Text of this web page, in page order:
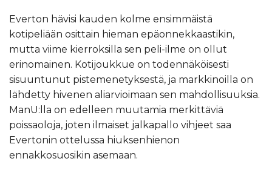
Everton hävisi kauden kolme ensimmäistä
kotipeliään osittain hieman epäonnekkaastikin,
mutta viime kierroksilla sen peli-ilme on ollut
erinomainen. Kotijoukkue on todennäköisesti
sisuuntunut pistemenetyksestä, ja markkinoilla on
lähdetty hivenen aliarvioimaan sen mahdollisuuksia.
ManU:lla on edelleen muutamia merkittäviä
poissaoloja, joten ilmaiset jalkapallo vihjeet saa
Evertonin ottelussa hiuksenhienon
ennakkosuosikin asemaan.